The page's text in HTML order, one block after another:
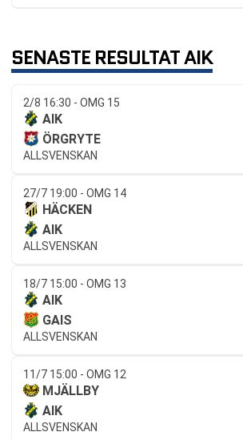
SENASTE RESULTAT AIK
2/8 16:30 - OMG 15
AIK
ÖRGRYTE
ALLSVENSKAN
27/7 19:00 - OMG 14
HÄCKEN
AIK
ALLSVENSKAN
18/7 15:00 - OMG 13
AIK
GAIS
ALLSVENSKAN
11/7 15:00 - OMG 12
MJÄLLBY
AIK
ALLSVENSKAN